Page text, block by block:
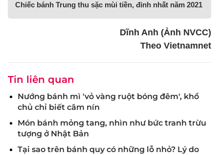
Chiếc bánh Trung thu sặc mùi tiền, đỉnh nhất năm 2021
Dĩnh Anh (Ảnh NVCC)
Theo Vietnamnet
Tin liên quan
Nướng bánh mì 'vỏ vàng ruột bóng đêm', khổ
chủ chỉ biết câm nín
Món bánh mỏng tang, nhìn như bức tranh trừu
tượng ở Nhật Bản
Tại sao trên bánh quy có những lỗ nhỏ? Lý do